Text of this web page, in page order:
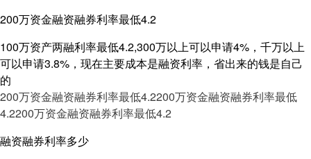
200万资金融资融券利率最低4.2
100万资产两融利率最低4.2,300万以上可以申请4%，千万以上
可以申请3.8%，现在主要成本是融资利率，省出来的钱是自己
的
200万资金融资融券利率最低4.2200万资金融资融券利率最低
4.2200万资金融资融券利率最低4.2
融资融券利率多少